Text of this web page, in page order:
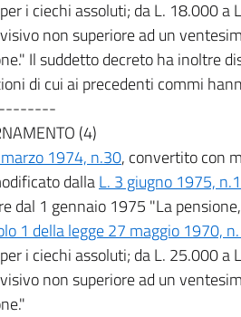
i ciechi assoluti; da L. 18.000
non superiore ad un
Il suddetto decreto ha inoltre
di cui ai precedenti commi
(4)
1974, n.30, convertito con
dallaL. 3 giugno 1975,
dal 1 gennaio 1975 "La
1 della legge 27 maggio 1970,
i ciechi assoluti; da L. 25.000
non superiore ad un